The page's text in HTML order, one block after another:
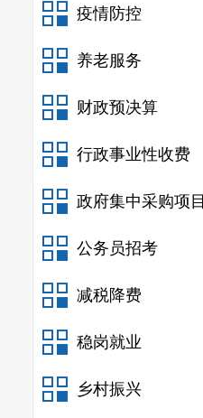
疫情防控
养老服务
财政预决算
行政事业性收费
政府集中采购项目
公务员招考
减税降费
稳岗就业
乡村振兴